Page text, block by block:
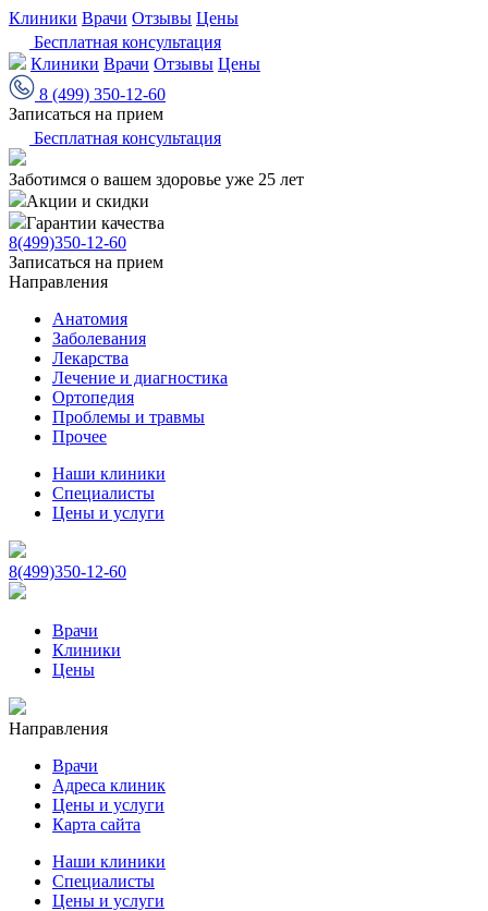
Клиники Врачи Отзывы Цены
Бесплатная консультация
Клиники Врачи Отзывы Цены
8 (499) 350-12-60
Записаться на прием
Бесплатная консультация
Заботимся о вашем здоровье уже 25 лет
Акции и скидки
Гарантии качества
8(499)350-12-60
Записаться на прием
Направления
Анатомия
Заболевания
Лекарства
Лечение и диагностика
Ортопедия
Проблемы и травмы
Прочее
Наши клиники
Специалисты
Цены и услуги
8(499)350-12-60
Врачи
Клиники
Цены
Направления
Врачи
Адреса клиник
Цены и услуги
Карта сайта
Наши клиники
Специалисты
Цены и услуги